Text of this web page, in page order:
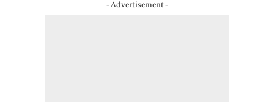
- Advertisement -